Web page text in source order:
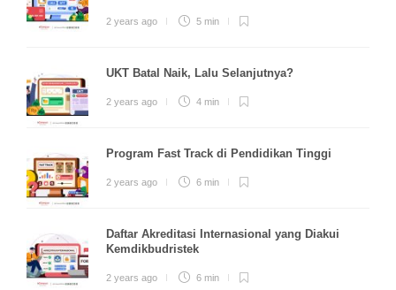
2 years ago 5 min
UKT Batal Naik, Lalu Selanjutnya?
2 years ago 4 min
Program Fast Track di Pendidikan Tinggi
2 years ago 6 min
Daftar Akreditasi Internasional yang Diakui
Kemdikbudristek
2 years ago 6 min